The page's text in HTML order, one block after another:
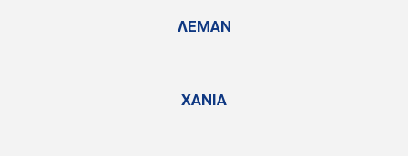
ΛΕΜΑΝ
ΧΑΝΙΑ